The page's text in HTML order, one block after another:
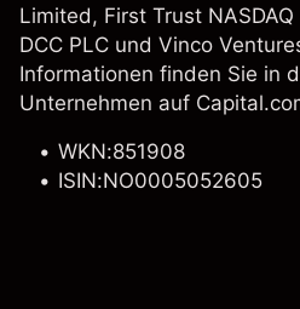
Limited, First Trust
DCC PLC und Vinco
Informationen finden Sie in
Unternehmen auf
WKN:851908
ISIN:NO0005052605